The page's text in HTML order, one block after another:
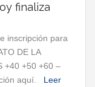
finaliza
inscripción para
DE LA
+40 +50 +60 –
aquí. Leer